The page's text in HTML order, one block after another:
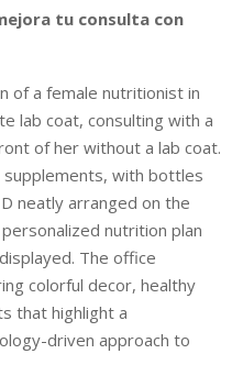
tu consulta con